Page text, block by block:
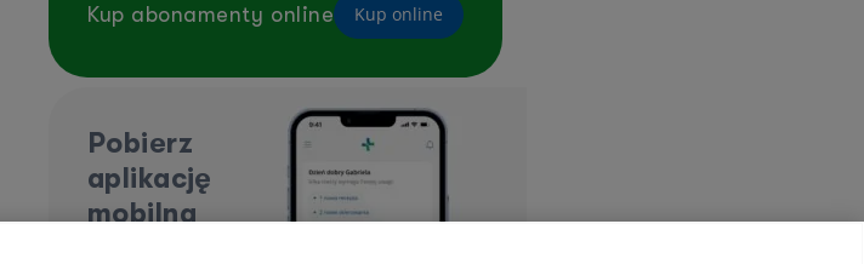
Kup abonamenty online Kup online
Pobierz
aplikację
mobilną